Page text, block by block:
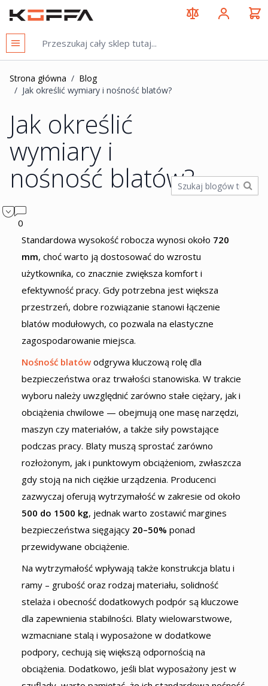
KOFFA
Strona główna / Blog
/ Jak określić wymiary i nośność blatów?
Jak określić
wymiary i
nośność blatów?
0
Standardowa wysokość robocza wynosi około 720
mm, choć warto ją dostosować do wzrostu
użytkownika, co znacznie zwiększa komfort i
efektywność pracy. Gdy potrzebna jest większa
przestrzeń, dobre rozwiązanie stanowi łączenie
blatów modułowych, co pozwala na elastyczne
zagospodarowanie miejsca.
Nośność blatów odgrywa kluczową rolę dla
bezpieczeństwa oraz trwałości stanowiska. W trakcie
wyboru należy uwzględnić zarówno stałe ciężary, jak i
obciążenia chwilowe — obejmują one masę narzędzi,
maszyn czy materiałów, a także siły powstające
podczas pracy. Blaty muszą sprostać zarówno
rozłożonym, jak i punktowym obciążeniom, zwłaszcza
gdy stoją na nich ciężkie urządzenia. Producenci
zazwyczaj oferują wytrzymałość w zakresie od około
500 do 1500 kg, jednak warto zostawić margines
bezpieczeństwa sięgający 20–50% ponad
przewidywane obciążenie.
Na wytrzymałość wpływają także konstrukcja blatu i
ramy – grubość oraz rodzaj materiału, solidność
stelaża i obecność dodatkowych podpór są kluczowe
dla zapewnienia stabilności. Blaty wielowarstwowe,
wzmacniane stalą i wyposażone w dodatkowe
podpory, cechują się większą odpornością na
obciążenia. Dodatkowo, jeśli blat wyposażony jest w